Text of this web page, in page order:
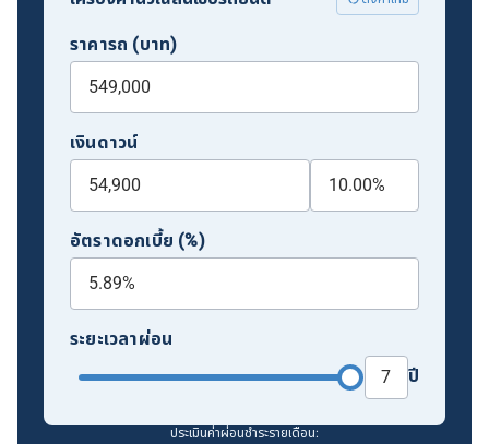
ราคารถ (บาท)
เงินดาวน์
อัตราดอกเบี้ย (%)
ระยะเวลาผ่อน
ปี
ประเมินค่าผ่อนชำระรายเดือน: